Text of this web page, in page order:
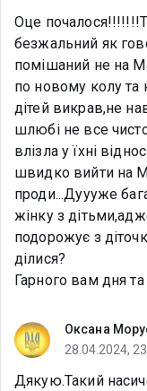
Оце
безжальний як
помішаний не на
по новому колу та
дітей викрав,не
шлюбі не все
влізла у їхні
швидко вийти на
проди...Дуууже
жінку з
подорожує з
ділися?
Гарного вам дня
Оксана
28.04.2024,
Дякую.Такий